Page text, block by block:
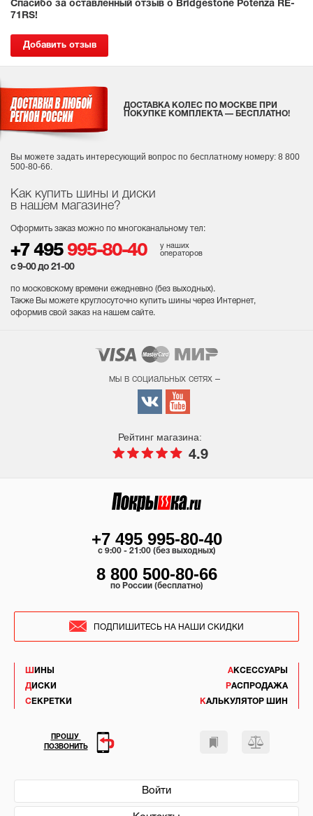
Спасибо за оставленный отзыв о Bridgestone Potenza RE-
71RS!
Добавить отзыв
Как купить шины и диски
в нашем магазине?
Оформить заказ можно по многоканальному тел:
+7 495 995-80-40
у наших
операторов
с 9-00 до 21-00
по московскому времени ежедневно (без выходных).
Также Вы можете круглосуточно купить шины через Интернет,
оформив свой заказ на нашем сайте.
ДОСТАВКА КОЛЕС ПО МОСКВЕ ПРИ
ПОКУПКЕ КОМПЛЕКТА — БЕСПЛАТНО!
Вы можете задать интересующий вопрос по бесплатному номеру: 8 800
500-80-66.
мы в социальных сетях –
Рейтинг магазина:
4.9
ШИНЫ
ДИСКИ
СЕКРЕТКИ
АКСЕССУАРЫ
РАСПРОДАЖА
КАЛЬКУЛЯТОР ШИН
Войти
+7 495 995-80-40
c 9:00 - 21:00 (без выходных)
8 800 500-80-66
по России (бесплатно)
ПОДПИШИТЕСЬ НА НАШИ СКИДКИ
ПРОШУ
ПОЗВОНИТЬ